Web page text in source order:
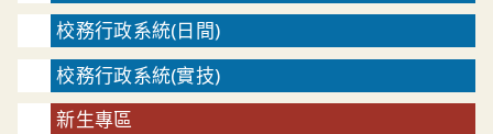
校務行政系統(日間)
校務行政系統(實技)
新生專區